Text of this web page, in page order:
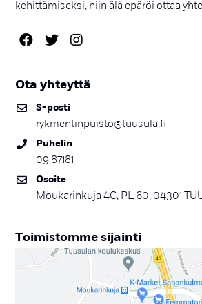
kehittämiseksi, niin älä epäröi ottaa
Ota yh­teyt­tä
S-pos­ti
rykmentinpuisto@tuusula.fi
Pu­he­lin
09 87181
Osoi­te
Moukarinkuja 4C, PL 60, 04301
Toi­mis­tom­me si­jain­ti